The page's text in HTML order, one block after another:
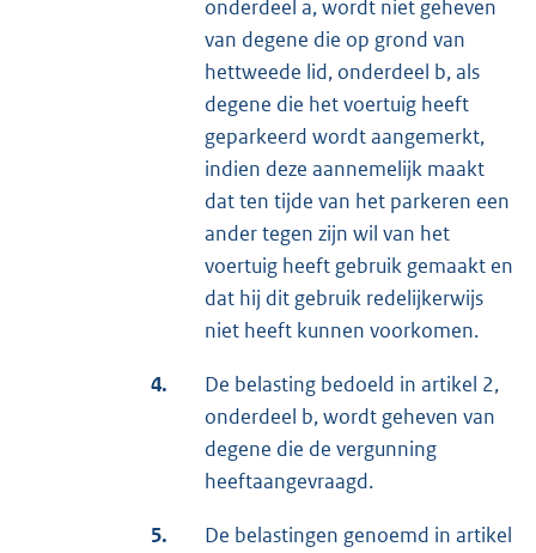
onderdeel a, wordt niet geheven
van degene die op grond van
hettweede lid, onderdeel b, als
degene die het voertuig heeft
geparkeerd wordt aangemerkt,
indien deze aannemelijk maakt
dat ten tijde van het parkeren een
ander tegen zijn wil van het
voertuig heeft gebruik gemaakt en
dat hij dit gebruik redelijkerwijs
niet heeft kunnen voorkomen.
4.
De belasting bedoeld in artikel 2,
onderdeel b, wordt geheven van
degene die de vergunning
heeftaangevraagd.
5.
De belastingen genoemd in artikel